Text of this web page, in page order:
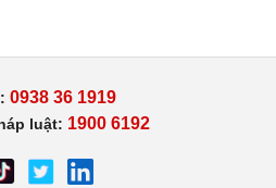
0938 36 1919
luật: 1900 6192